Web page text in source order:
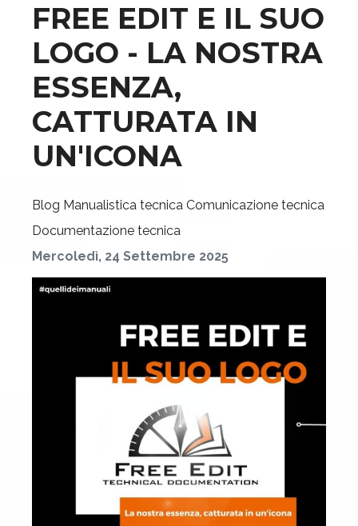
FREE EDIT E IL SUO
LOGO - LA NOSTRA
ESSENZA,
CATTURATA IN
UN'ICONA
Blog Manualistica tecnica Comunicazione tecnica
Documentazione tecnica
Mercoledì, 24 Settembre 2025